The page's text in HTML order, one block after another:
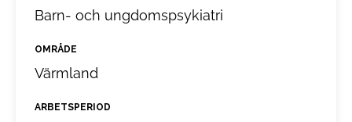
Barn- och ungdomspsykiatri
OMRÅDE
Värmland
ARBETSPERIOD